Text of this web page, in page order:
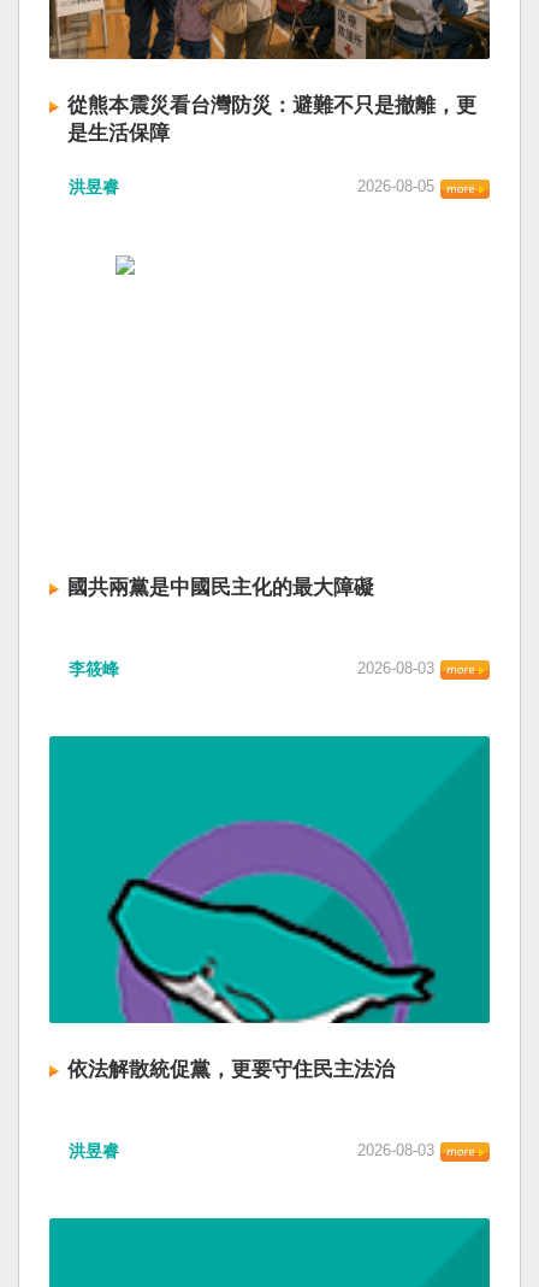
從熊本震災看台灣防災：避難不只是撤離，更
是生活保障
洪昱睿 2026-08-05
國共兩黨是中國民主化的最大障礙
李筱峰 2026-08-03
依法解散統促黨，更要守住民主法治
洪昱睿 2026-08-03